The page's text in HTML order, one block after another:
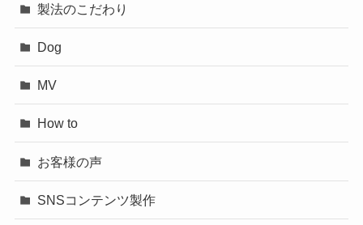
製法のこだわり
Dog
MV
How to
お客様の声
SNSコンテンツ製作